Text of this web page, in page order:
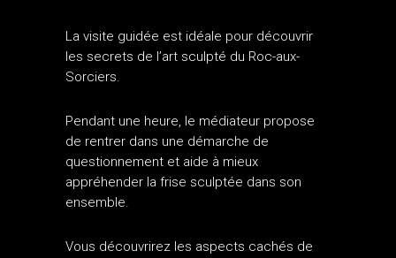
La visite guidée est idéale pour découvrir
les secrets de l’art sculpté du Roc-aux-
Sorciers.
Pendant une heure, le médiateur propose
de rentrer dans une démarche de
questionnement et aide à mieux
appréhender la frise sculptée dans son
ensemble.
Vous découvrirez les aspects cachés de